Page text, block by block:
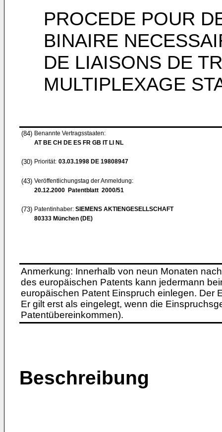
PROCEDE POUR
BINAIRE
DE LIAISONS DE
MULTIPLEXAGE
(84) Benannte Vertragsstaaten:
AT BE CH DE ES FR GB IT LI NL
(30) Priorität: 03.03.1998 DE 19808947
(43) Veröffentlichungstag der Anmeldung:
20.12.2000 Patentblatt 2000/51
(73) Patentinhaber: SIEMENS AKTIENGESELLSCHAFT
80333 München (DE)
Anmerkung: Innerhalb von neun Monaten
des europäischen Patents kann jedermann
europäischen Patent Einspruch einlegen. Der
Er gilt erst als eingelegt, wenn die
Patentübereinkommen).
Beschreibung